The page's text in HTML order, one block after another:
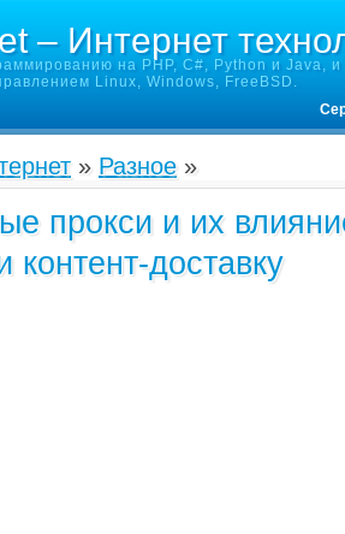
– Интернет
на PHP, C#, Python и Java,
Linux, Windows, FreeBSD.
» Разное »
прокси и их
контент-доставку